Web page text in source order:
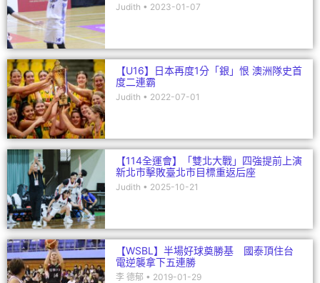
Judith 2023-01-07
【U16】日本再度1分「銀」恨 澳洲隊史首
度二連霸
Judith 2022-07-01
【114全運會】「雙北大戰」四強提前上演
新北市擊敗臺北市目標重返后座
Judith 2025-10-21
【WSBL】半場好球奠勝基 國泰頂住台
電逆襲拿下五連勝
李 德郁 2019-01-29